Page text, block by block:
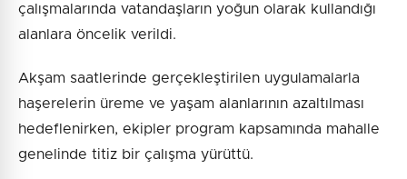
çalışmalarında vatandaşların yoğun olarak kullandığı
alanlara öncelik verildi.
Akşam saatlerinde gerçekleştirilen uygulamalarla
haşerelerin üreme ve yaşam alanlarının azaltılması
hedeflenirken, ekipler program kapsamında mahalle
genelinde titiz bir çalışma yürüttü.